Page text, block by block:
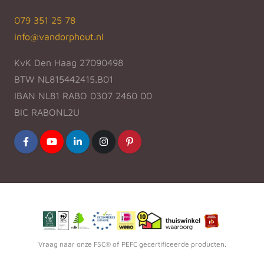
079 351 25 78
info@vandorphout.nl
KvK Den Haag 27090498
BTW NL815442415.B01
IBAN NL81 RABO 0307 2460 00
BIC RABONL2U
Vraag naar onze FSC® of PEFC gecertificeerde producten.